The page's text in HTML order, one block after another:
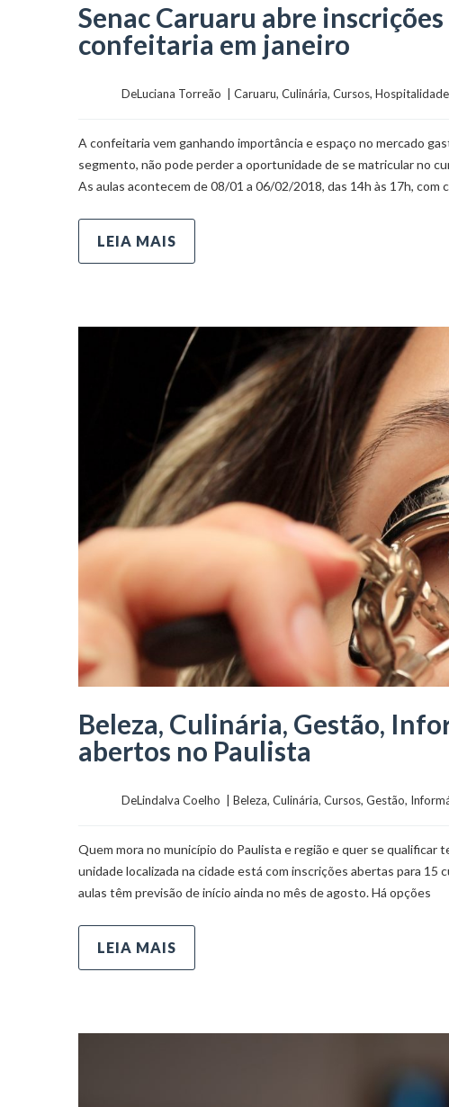
Senac Caruaru abre
confeitaria em janeiro
	    	DeLuciana Torreão  |
Caruaru, Culinária, Cursos, Hospitalidade
A confeitaria vem ganhando importância e espaço no mercado
segmento, não pode perder a oportunidade de se matricular no
As aulas acontecem de 08/01 a 06/02/2018, das 14h às 17h, com
LEIA MAIS
Beleza, Culinária, Gestão,
abertos no Paulista
	    	DeLindalva Coelho  |
Beleza, Culinária, Cursos, Gestão,
Quem mora no município do Paulista e região e quer se
unidade localizada na cidade está com inscrições abertas para 15
aulas têm previsão de início ainda no mês de agosto. Há opções
LEIA MAIS